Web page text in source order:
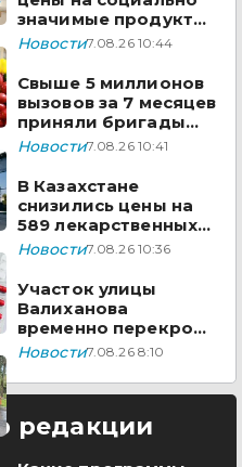
значимые продукты
за неделю
Новости7.08.26 10:44
Свыше 5 миллионов
вызовов за 7 месяцев
приняли бригады
скорой помощи
Новости7.08.26 10:41
В Казахстане
снизились цены на
589 лекарственных
препаратов
Новости7.08.26 10:36
Участок улицы
Валиханова
временно перекроют
в Астане
Новости7.08.26 8:10
редакции